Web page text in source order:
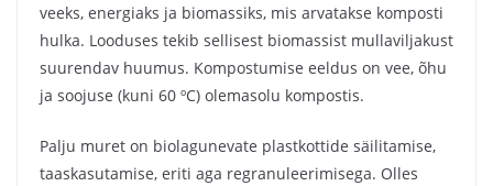
veeks, energiaks ja biomassiks, mis arvatakse komposti
hulka. Looduses tekib sellisest biomassist mullaviljakust
suurendav huumus. Kompostumise eeldus on vee, õhu
ja soojuse (kuni 60 ºC) olemasolu kompostis.
Palju muret on biolagunevate plastkottide säilitamise,
taaskasutamise, eriti aga regranuleerimisega. Olles